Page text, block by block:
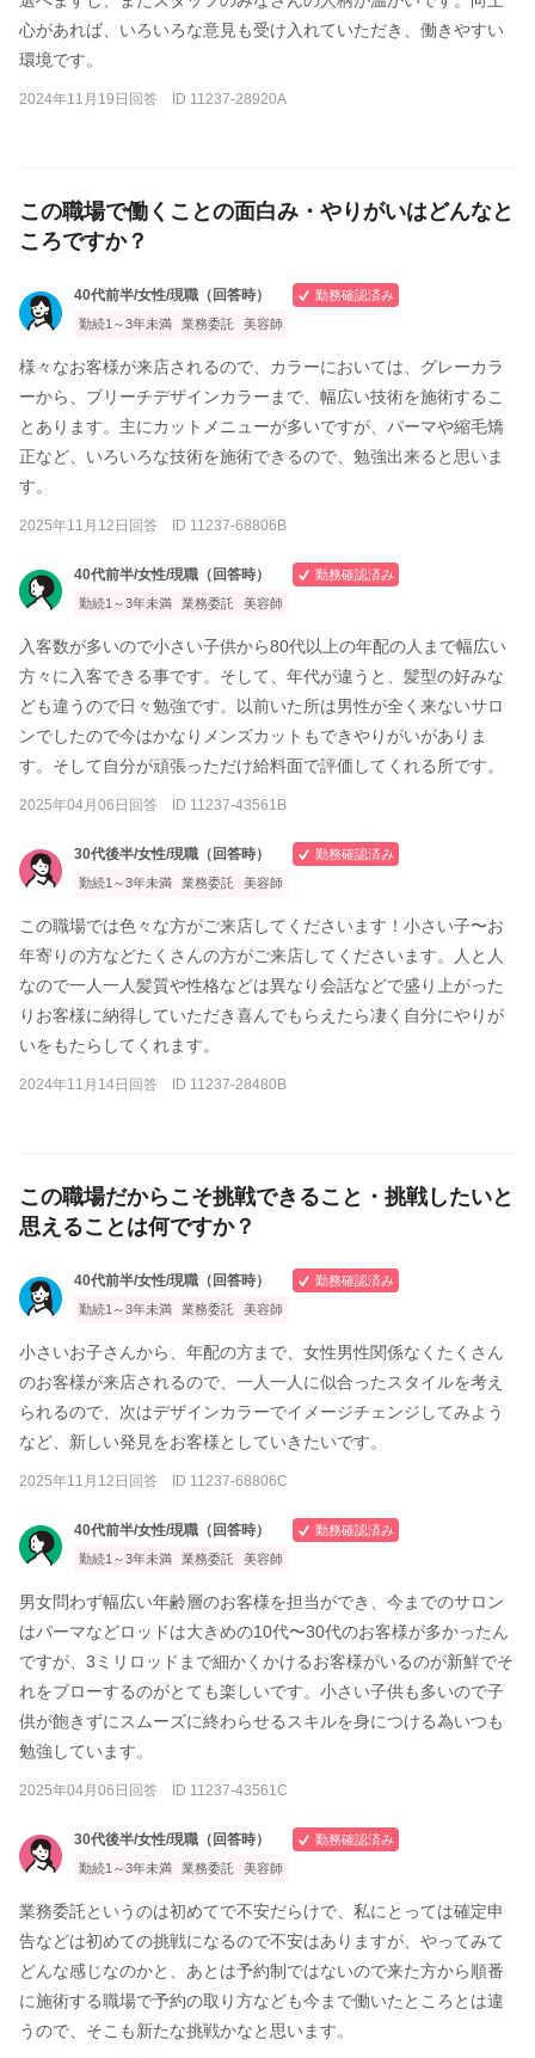
心があれば、いろいろな意見も受け入れていただき、働きやすい
環境です。
2024年11月19日回答 ID 11237-28920A
この職場で働くことの面白み・やりがいはどんなと
ころですか？
40代前半/女性/現職（回答時）
勤務確認済み
勤続1～3年未満
業務委託 美容師
様々なお客様が来店されるので、カラーにおいては、グレーカラ
ーから、ブリーチデザインカラーまで、幅広い技術を施術するこ
とあります。主にカットメニューが多いですが、パーマや縮毛矯
正など、いろいろな技術を施術できるので、勉強出来ると思いま
す。
2025年11月12日回答 ID 11237-68806B
40代前半/女性/現職（回答時）
勤務確認済み
勤続1～3年未満
業務委託 美容師
入客数が多いので小さい子供から80代以上の年配の人まで幅広い
方々に入客できる事です。そして、年代が違うと、髪型の好みな
ども違うので日々勉強です。以前いた所は男性が全く来ないサロ
ンでしたので今はかなりメンズカットもできやりがいがありま
す。そして自分が頑張っただけ給料面で評価してくれる所です。
2025年04月06日回答 ID 11237-43561B
30代後半/女性/現職（回答時）
勤務確認済み
勤続1～3年未満
業務委託 美容師
この職場では色々な方がご来店してくださいます！小さい子〜お
年寄りの方などたくさんの方がご来店してくださいます。人と人
なので一人一人髪質や性格などは異なり会話などで盛り上がった
りお客様に納得していただき喜んでもらえたら凄く自分にやりが
いをもたらしてくれます。
2024年11月14日回答 ID 11237-28480B
この職場だからこそ挑戦できること・挑戦したいと
思えることは何ですか？
40代前半/女性/現職（回答時）
勤務確認済み
勤続1～3年未満
業務委託 美容師
小さいお子さんから、年配の方まで、女性男性関係なくたくさん
のお客様が来店されるので、一人一人に似合ったスタイルを考え
られるので、次はデザインカラーでイメージチェンジしてみよう
など、新しい発見をお客様としていきたいです。
2025年11月12日回答 ID 11237-68806C
40代前半/女性/現職（回答時）
勤務確認済み
勤続1～3年未満
業務委託 美容師
男女問わず幅広い年齢層のお客様を担当ができ、今までのサロン
はパーマなどロッドは大きめの10代〜30代のお客様が多かったん
ですが、3ミリロッドまで細かくかけるお客様がいるのが新鮮でそ
れをブローするのがとても楽しいです。小さい子供も多いので子
供が飽きずにスムーズに終わらせるスキルを身につける為いつも
勉強しています。
2025年04月06日回答 ID 11237-43561C
30代後半/女性/現職（回答時）
勤務確認済み
勤続1～3年未満
業務委託 美容師
業務委託というのは初めてで不安だらけで、私にとっては確定申
告などは初めての挑戦になるので不安はありますが、やってみて
どんな感じなのかと、あとは予約制ではないので来た方から順番
に施術する職場で予約の取り方なども今まで働いたところとは違
うので、そこも新たな挑戦かなと思います。